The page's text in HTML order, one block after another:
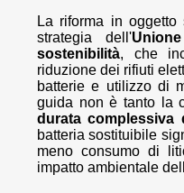
La riforma in
strategia dell'
sostenibilità, che
riduzione dei rifiuti
batterie e utilizzo di
guida non è tanto la
durata complessiva
batteria sostituibile
meno consumo di
impatto ambientale